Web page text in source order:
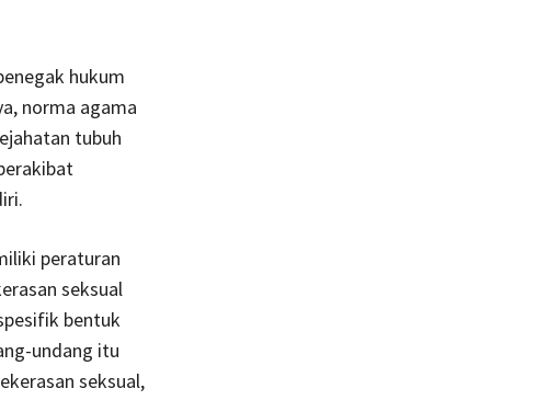
hukum
norma agama
tubuh
peraturan
seksual
bentuk
undang itu
seksual,